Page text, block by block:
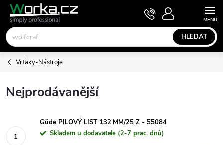
Přejít
obsah
HLEDAT
NÁKUPNÍ
KOŠÍK
Vrtáky-Nástroje
Nejprodávanější
Güde PILOVÝ LIST 132 MM/25 Z - 55084
Skladem u dodavatele (2-7 prac. dnů)